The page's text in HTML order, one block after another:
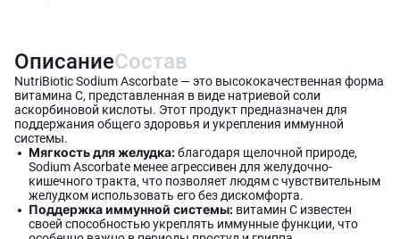
ОписаниеСостав
NutriBiotic Sodium Ascorbate — это высококачественная форма
витамина C, представленная в виде натриевой соли
аскорбиновой кислоты. Этот продукт предназначен для
поддержания общего здоровья и укрепления иммунной
системы.
Мягкость для желудка:благодаря щелочной природе,
Sodium Ascorbate менее агрессивен для желудочно-
кишечного тракта, что позволяет людям с чувствительным
желудком использовать его без дискомфорта.
Поддержка иммунной системы: витамин C известен
своей способностью укреплять иммунные функции, что